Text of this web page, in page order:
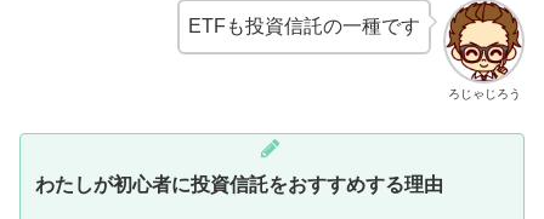
ろじゃじろう
ETFも投資信託の一種です
わたしが初心者に投資信託をおすすめする理由